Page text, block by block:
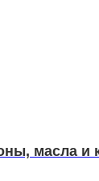
масла и